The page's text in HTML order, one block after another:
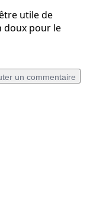
utile de
doux pour le
un commentaire